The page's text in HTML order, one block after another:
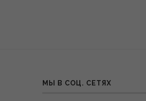
МЫ В СОЦ. СЕТЯХ